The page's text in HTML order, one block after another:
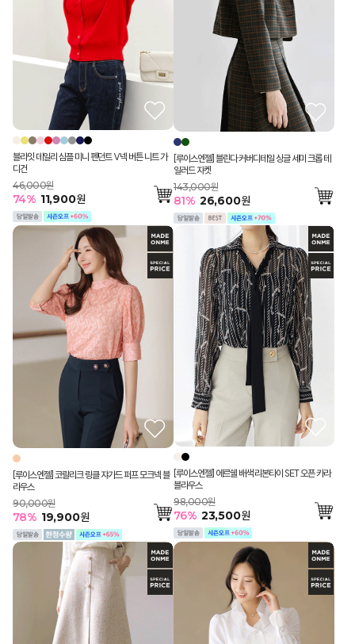
블라잇 데일리 심플 미니 펜던트 V넥 버튼 니트 가
디건
46,000원
74% 11,900원
[루이스엔젤] 블린다 커버디테일 싱글 세미 크롭 테
일러드 자켓
143,000원
81% 26,600원
[루이스엔젤] 코랄리크 링클 쟈가드 퍼프 모크넥 블
라우스
90,000원
78% 19,900원
[루이스엔젤] 에르쉘 배색 리본타이 SET 오픈 카라
블라우스
98,000원
76% 23,500원